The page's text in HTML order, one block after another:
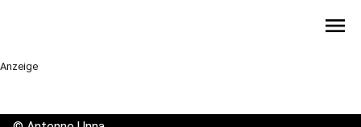
menu
Anzeige